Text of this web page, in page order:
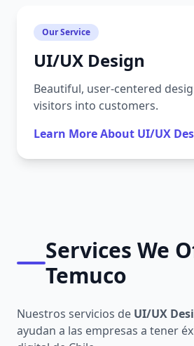
Our Service
UI/UX Design
Beautiful, user-centered
visitors into customers.
Learn More About UI/UX
Services We
Temuco
Nuestros servicios de UI/UX
ayudan a las empresas a tener